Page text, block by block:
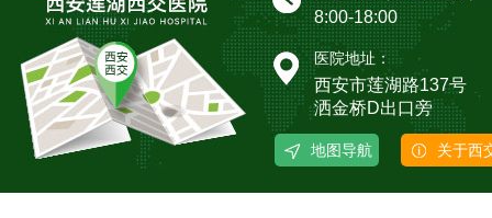
8:00-18:00
医院地址：
西安市莲湖路137号
洒金桥D出口旁
地图导航 关于西